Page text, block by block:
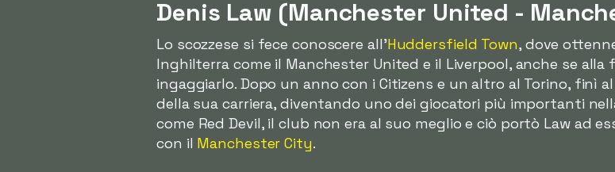
Denis Law (Manchester United -
Lo scozzese si fece conoscere all'Huddersfield Town, dove
Inghilterra come il Manchester United e il Liverpool, anche se
ingaggiarlo. Dopo un anno con i Citizens e un altro al Torino, finì
della sua carriera, diventando uno dei giocatori più importanti
come Red Devil, il club non era al suo meglio e ciò portò Law ad
con il Manchester City.